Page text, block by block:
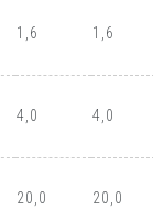
1,6 1,6
4,0 4,0
20,0 20,0